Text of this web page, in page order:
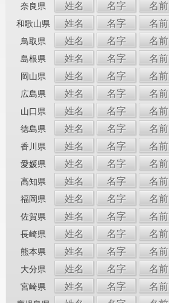
奈良県 姓名 名字 名前
和歌山県 姓名 名字 名前
鳥取県 姓名 名字 名前
島根県 姓名 名字 名前
岡山県 姓名 名字 名前
広島県 姓名 名字 名前
山口県 姓名 名字 名前
徳島県 姓名 名字 名前
香川県 姓名 名字 名前
愛媛県 姓名 名字 名前
高知県 姓名 名字 名前
福岡県 姓名 名字 名前
佐賀県 姓名 名字 名前
長崎県 姓名 名字 名前
熊本県 姓名 名字 名前
大分県 姓名 名字 名前
宮崎県 姓名 名字 名前